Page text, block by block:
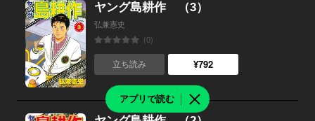
アプリで読む
ヤング島耕作 （3）
弘兼憲史
(0)
立ち読み ¥792